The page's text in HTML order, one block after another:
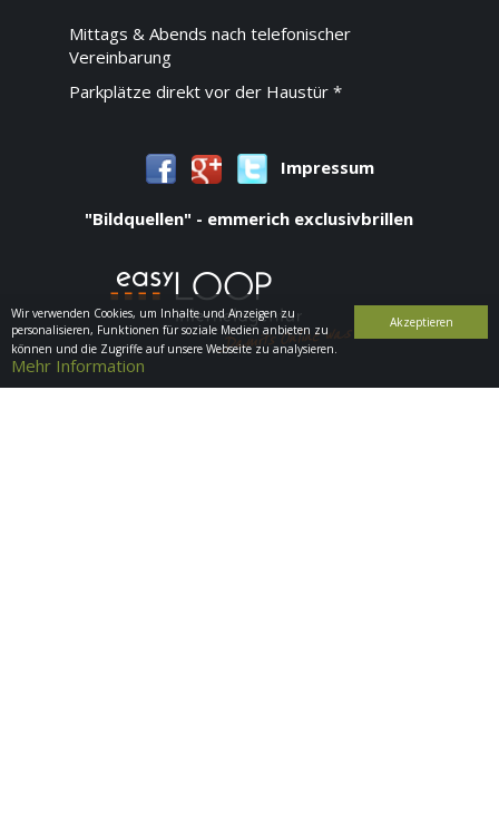
Akzeptieren
Wir verwenden Cookies, um Inhalte und Anzeigen zu
personalisieren, Funktionen für soziale Medien anbieten zu
können und die Zugriffe auf unsere Webseite zu analysieren.
Mehr Information
Mittags & Abends nach telefonischer
Vereinbarung
Parkplätze direkt vor der Haustür *
Impressum
"Bildquellen" - emmerich exclusivbrillen